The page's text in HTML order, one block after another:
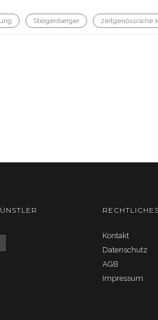
Steigenberger zeitgenössische
RECHTLICHES
Kontakt
Datenschutz
AGB
Impressum